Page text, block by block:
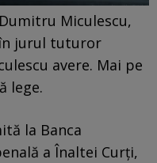
Miculescu,
jurul tuturor
avere. Mai pe
lege.
la Banca
a Înaltei Curți,